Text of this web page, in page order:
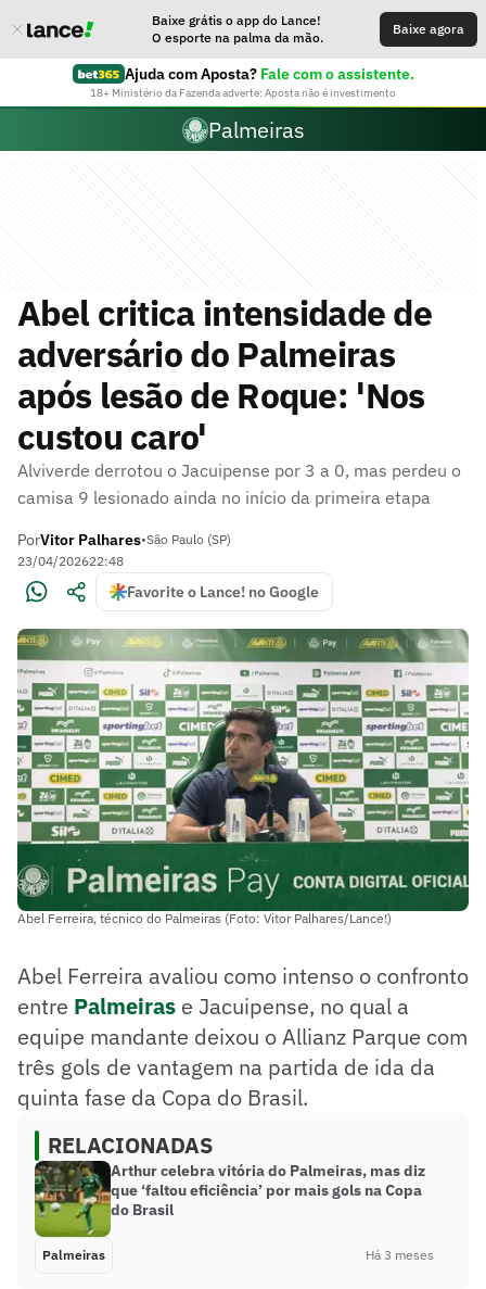
Baixe grátis o app do Lance!
O esporte na palma da mão.
Baixe agora
Ajuda com Aposta? Fale com o assistente.
18+ Ministério da Fazenda adverte: Aposta não é investimento
Palmeiras
Abel critica intensidade de
adversário do Palmeiras
após lesão de Roque: 'Nos
custou caro'
Alviverde derrotou o Jacuipense por 3 a 0, mas perdeu o
camisa 9 lesionado ainda no início da primeira etapa
PorVitor Palhares•São Paulo (SP)
23/04/202622:48
Favorite o Lance! no Google
Abel Ferreira, técnico do Palmeiras (Foto: Vitor Palhares/Lance!)
Abel Ferreira avaliou como intenso o confronto
entre Palmeiras e Jacuipense, no qual a
equipe mandante deixou o Allianz Parque com
três gols de vantagem na partida de ida da
quinta fase da Copa do Brasil.
RELACIONADAS
Arthur celebra vitória do Palmeiras, mas diz
que ‘faltou eficiência’ por mais gols na Copa
do Brasil
Palmeiras Há 3 meses